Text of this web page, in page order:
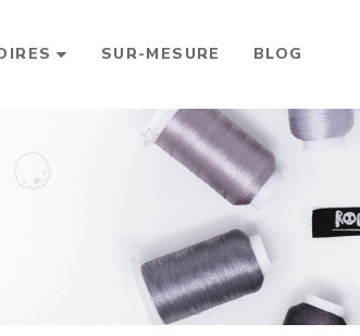
SUR-MESURE BLOG